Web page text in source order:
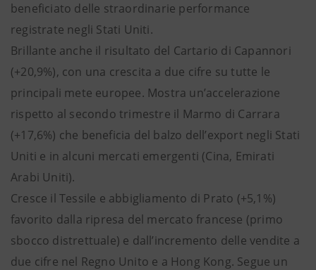
beneficiato delle straordinarie performance
registrate negli Stati Uniti.
Brillante anche il risultato del Cartario di Capannori
(+20,9%), con una crescita a due cifre su tutte le
principali mete europee. Mostra un’accelerazione
rispetto al secondo trimestre il Marmo di Carrara
(+17,6%) che beneficia del balzo dell’export negli Stati
Uniti e in alcuni mercati emergenti (Cina, Emirati
Arabi Uniti).
Cresce il Tessile e abbigliamento di Prato (+5,1%)
favorito dalla ripresa del mercato francese (primo
sbocco distrettuale) e dall’incremento delle vendite a
due cifre nel Regno Unito e a Hong Kong. Segue un